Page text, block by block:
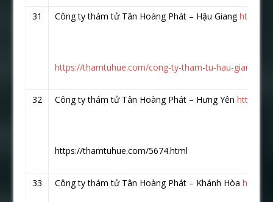
31 Công ty thám tử Tân Hoàng Phát – Hậu Gianghttps://
https://thamtuhue.com/cong-ty-tham-tu-hau-giang-
32 Công ty thám tử Tân Hoàng Phát – Hưng Yênhttps://
https://thamtuhue.com/5674.html
33 Công ty thám tử Tân Hoàng Phát – Khánh Hòahttps://